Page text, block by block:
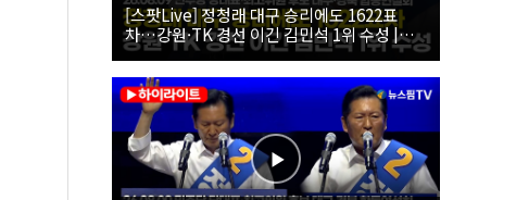
[스팟Live] 정청래 대구 승리에도 1622표
차…강원·TK 경선 이긴 김민석 1위 수성 |
26.08.09 더불어민주당 당대표·최고위원 후
보 대구·경북 합동연설회